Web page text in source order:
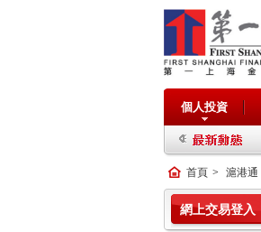
個人投資
首頁 > 滬港通
網上交易登入